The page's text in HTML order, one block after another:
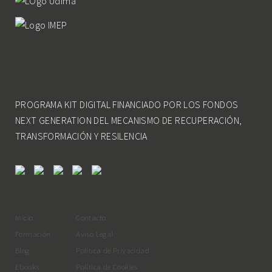
PROGRAMA KIT DIGITAL FINANCIADO POR LOS FONDOS
NEXT GENERATION DEL MECANISMO DE RECUPERACIÓN,
TRANSFORMACIÓN Y RESILENCIA
Inicio
Formación
Blog
Ebooks
Contacto
Aviso Legal
Política de Privacidad
Política de Cookies